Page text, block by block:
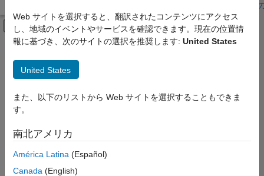
学生・キャリア初期
オフキャンバス ナビゲーション メ
メインコンテンツ
絞り込み条件
企業向けセールス
カスタマー サポート
教育機関向けセールス
マーケティング サービス
選
Web サイトを選択すると、翻訳されたコンテンツにアクセス
し、地域のイベントやサービスを確認できます。現在の位置情
報に基づき、次のサイトの選択を推奨します: United States
United States
また、以下のリストから Web サイトを選択することもできま
す。
南北アメリカ
América Latina (Español)
Canada (English)